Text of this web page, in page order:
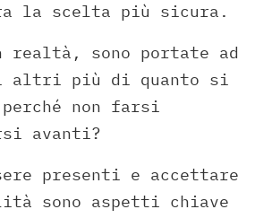
la scelta più sicura.
realtà, sono portate ad
altri più di quanto si
non farsi
avanti?
presenti e accettare
sono aspetti chiave